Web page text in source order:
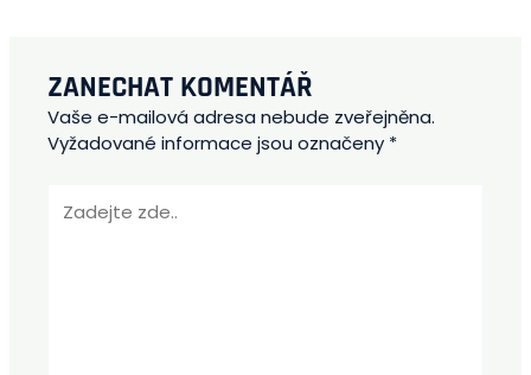
ZANECHAT KOMENTÁŘ
Vaše e-mailová adresa nebude zveřejněna.
Vyžadované informace jsou označeny *
zde..